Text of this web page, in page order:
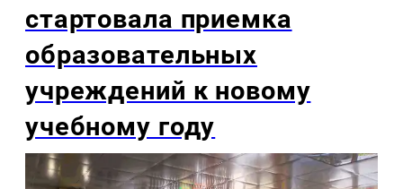
стартовала приемка
образовательных
учреждений к новому
учебному году